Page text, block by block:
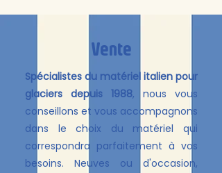
Vente
Spécialistes du matériel italien pour
glaciers depuis 1988, nous vous
conseillons et vous accompagnons
dans le choix du matériel qui
correspondra parfaitement à vos
besoins. Neuves ou d'occasion,